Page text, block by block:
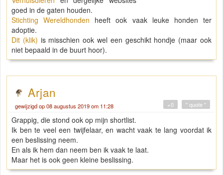
goed in de gaten houden.
Stichting Wereldhonden heeft ook vaak leuke honden ter
adoptie.
Dit (klik) is misschien ook wel een geschikt hondje (maar ook
niet bepaald in de buurt hoor).
Arjan
gewijzigd op 08 augustus 2019 om 11:28 " quote "
+0
Grappig, die stond ook op mijn shortlist.
Ik ben te veel een twijfelaar, en wacht vaak te lang voordat ik
een beslissing neem.
En als ik hem dan neem ben ik vaak te laat.
Maar het is ook geen kleine beslissing.